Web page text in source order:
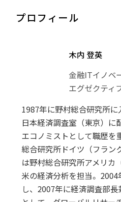
プロフィール
木内 登英
金融ITイノベ
エグゼクティ
1987年に野村総合研究所に
日本経済調査室（東京）に
エコノミストとして職歴を
総合研究所ドイツ（フラン
は野村総合研究所アメリカ
米の経済分析を担当。
し、2007年に経済調査部